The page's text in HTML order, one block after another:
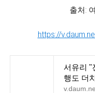
출처:
https://
서유리 "
행도 더